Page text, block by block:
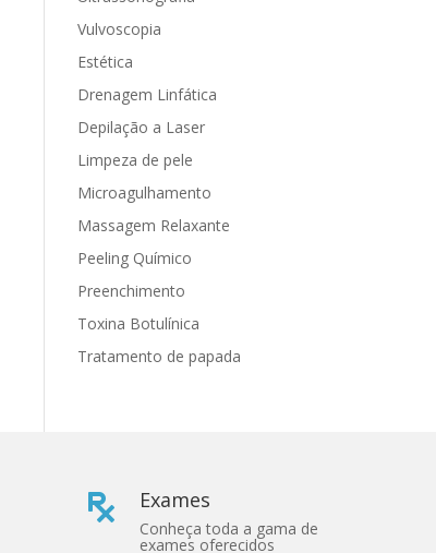
Vulvoscopia
Estética
Drenagem Linfática
Depilação a Laser
Limpeza de pele
Microagulhamento
Massagem Relaxante
Peeling Químico
Preenchimento
Toxina Botulínica
Tratamento de papada
 Exames
Conheça toda a gama de
exames oferecidos